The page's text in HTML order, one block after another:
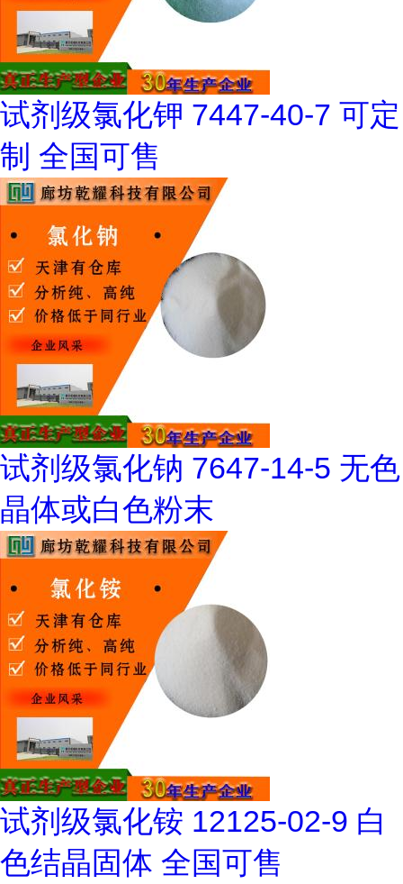
试剂级氯化钾 7447-40-7 可定
制 全国可售
试剂级氯化钠 7647-14-5 无色
晶体或白色粉末
试剂级氯化铵 12125-02-9 白
色结晶固体 全国可售